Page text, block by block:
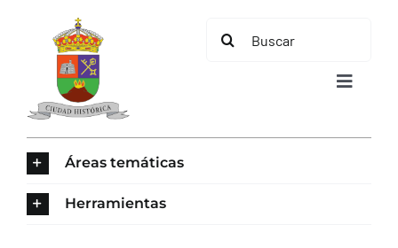
contenido
Buscar:
Toggle
Áreas temáticas
Herramientas